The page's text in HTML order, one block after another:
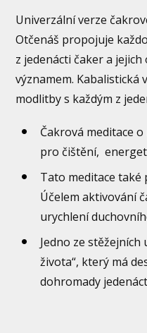
Univerzální verze
Otčenáš propojuje
z jedenácti čaker a
významem.
modlitby s každým z
Čakrová meditace
pro čištění,
Tato meditace
Účelem aktivování
urychlení
Jedno ze
života“, který má
dohromady